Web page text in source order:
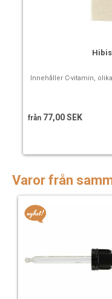
Innehåller C-vitamin,
från 77,00 SEK
Varor från